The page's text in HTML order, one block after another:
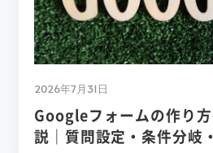
2026年7月31日
Googleフォームの作り
説｜質問設定・条件分岐